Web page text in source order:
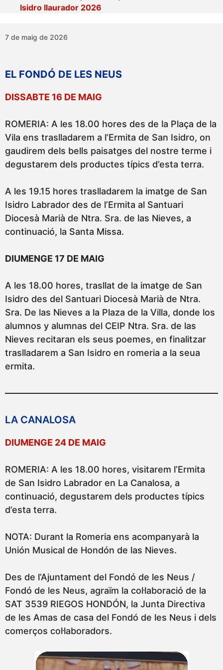
Isidro llaurador 2026
7 de maig de 2026
EL FONDÓ DE LES NEUS
DISSABTE 16 DE MAIG
ROMERIA: A les 18.00 hores des de la Plaça de la
Vila ens traslladarem a l’Ermita de San Isidro, on
gaudirem dels bells paisatges del nostre terme i
degustarem dels productes típics d’esta terra.
A les 19.15 hores traslladarem la imatge de San
Isidro Labrador des de l’Ermita al Santuari
Diocesà Marià de Ntra. Sra. de las Nieves, a
continuació, la Santa Missa.
DIUMENGE 17 DE MAIG
A les 18.00 hores, trasllat de la imatge de San
Isidro des del Santuari Diocesà Marià de Ntra.
Sra. De las Nieves a la Plaza de la Villa, donde los
alumnos y alumnas del CEIP Ntra. Sra. de las
Nieves recitaran els seus poemes, en finalitzar
traslladarem a San Isidro en romeria a la seua
ermita.
LA CANALOSA
DIUMENGE 24 DE MAIG
ROMERIA: A les 18.00 hores, visitarem l’Ermita
de San Isidro Labrador en La Canalosa, a
continuació, degustarem dels productes típics
d’esta terra.
NOTA: Durant la Romeria ens acompanyarà la
Unión Musical de Hondón de las Nieves.
Des de l’Ajuntament del Fondó de les Neus /
Fondó de les Neus, agraïm la col·laboració de la
SAT 3539 RIEGOS HONDÓN, la Junta Directiva
de les Amas de casa del Fondó de les Neus i dels
comerços col·laboradors.